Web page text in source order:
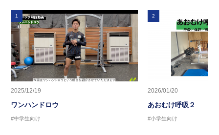
1
2025/12/19
ワンハンドロウ
#中学生向け
2
2026/01/20
あおむけ呼吸２
#小学生向け